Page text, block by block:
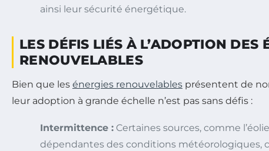
ainsi leur sécurité énergétique.
LES DÉFIS LIÉS À L’ADOPTION DES
RENOUVELABLES
Bien que les énergies renouvelables présentent de
leur adoption à grande échelle n’est pas sans défis :
Intermittence : Certaines sources, comme
dépendantes des conditions météorologiques,